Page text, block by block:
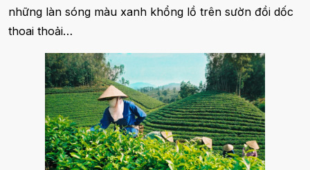
những làn sóng màu xanh khổng lồ trên sườn đồi dốc
thoai thoải…